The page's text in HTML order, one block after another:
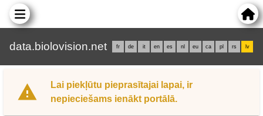
data.biolovision.net fr de it en es nl eu ca pl rs lv
Lai piekļūtu pieprasītajai lapai, ir
nepieciešams ienākt portālā.